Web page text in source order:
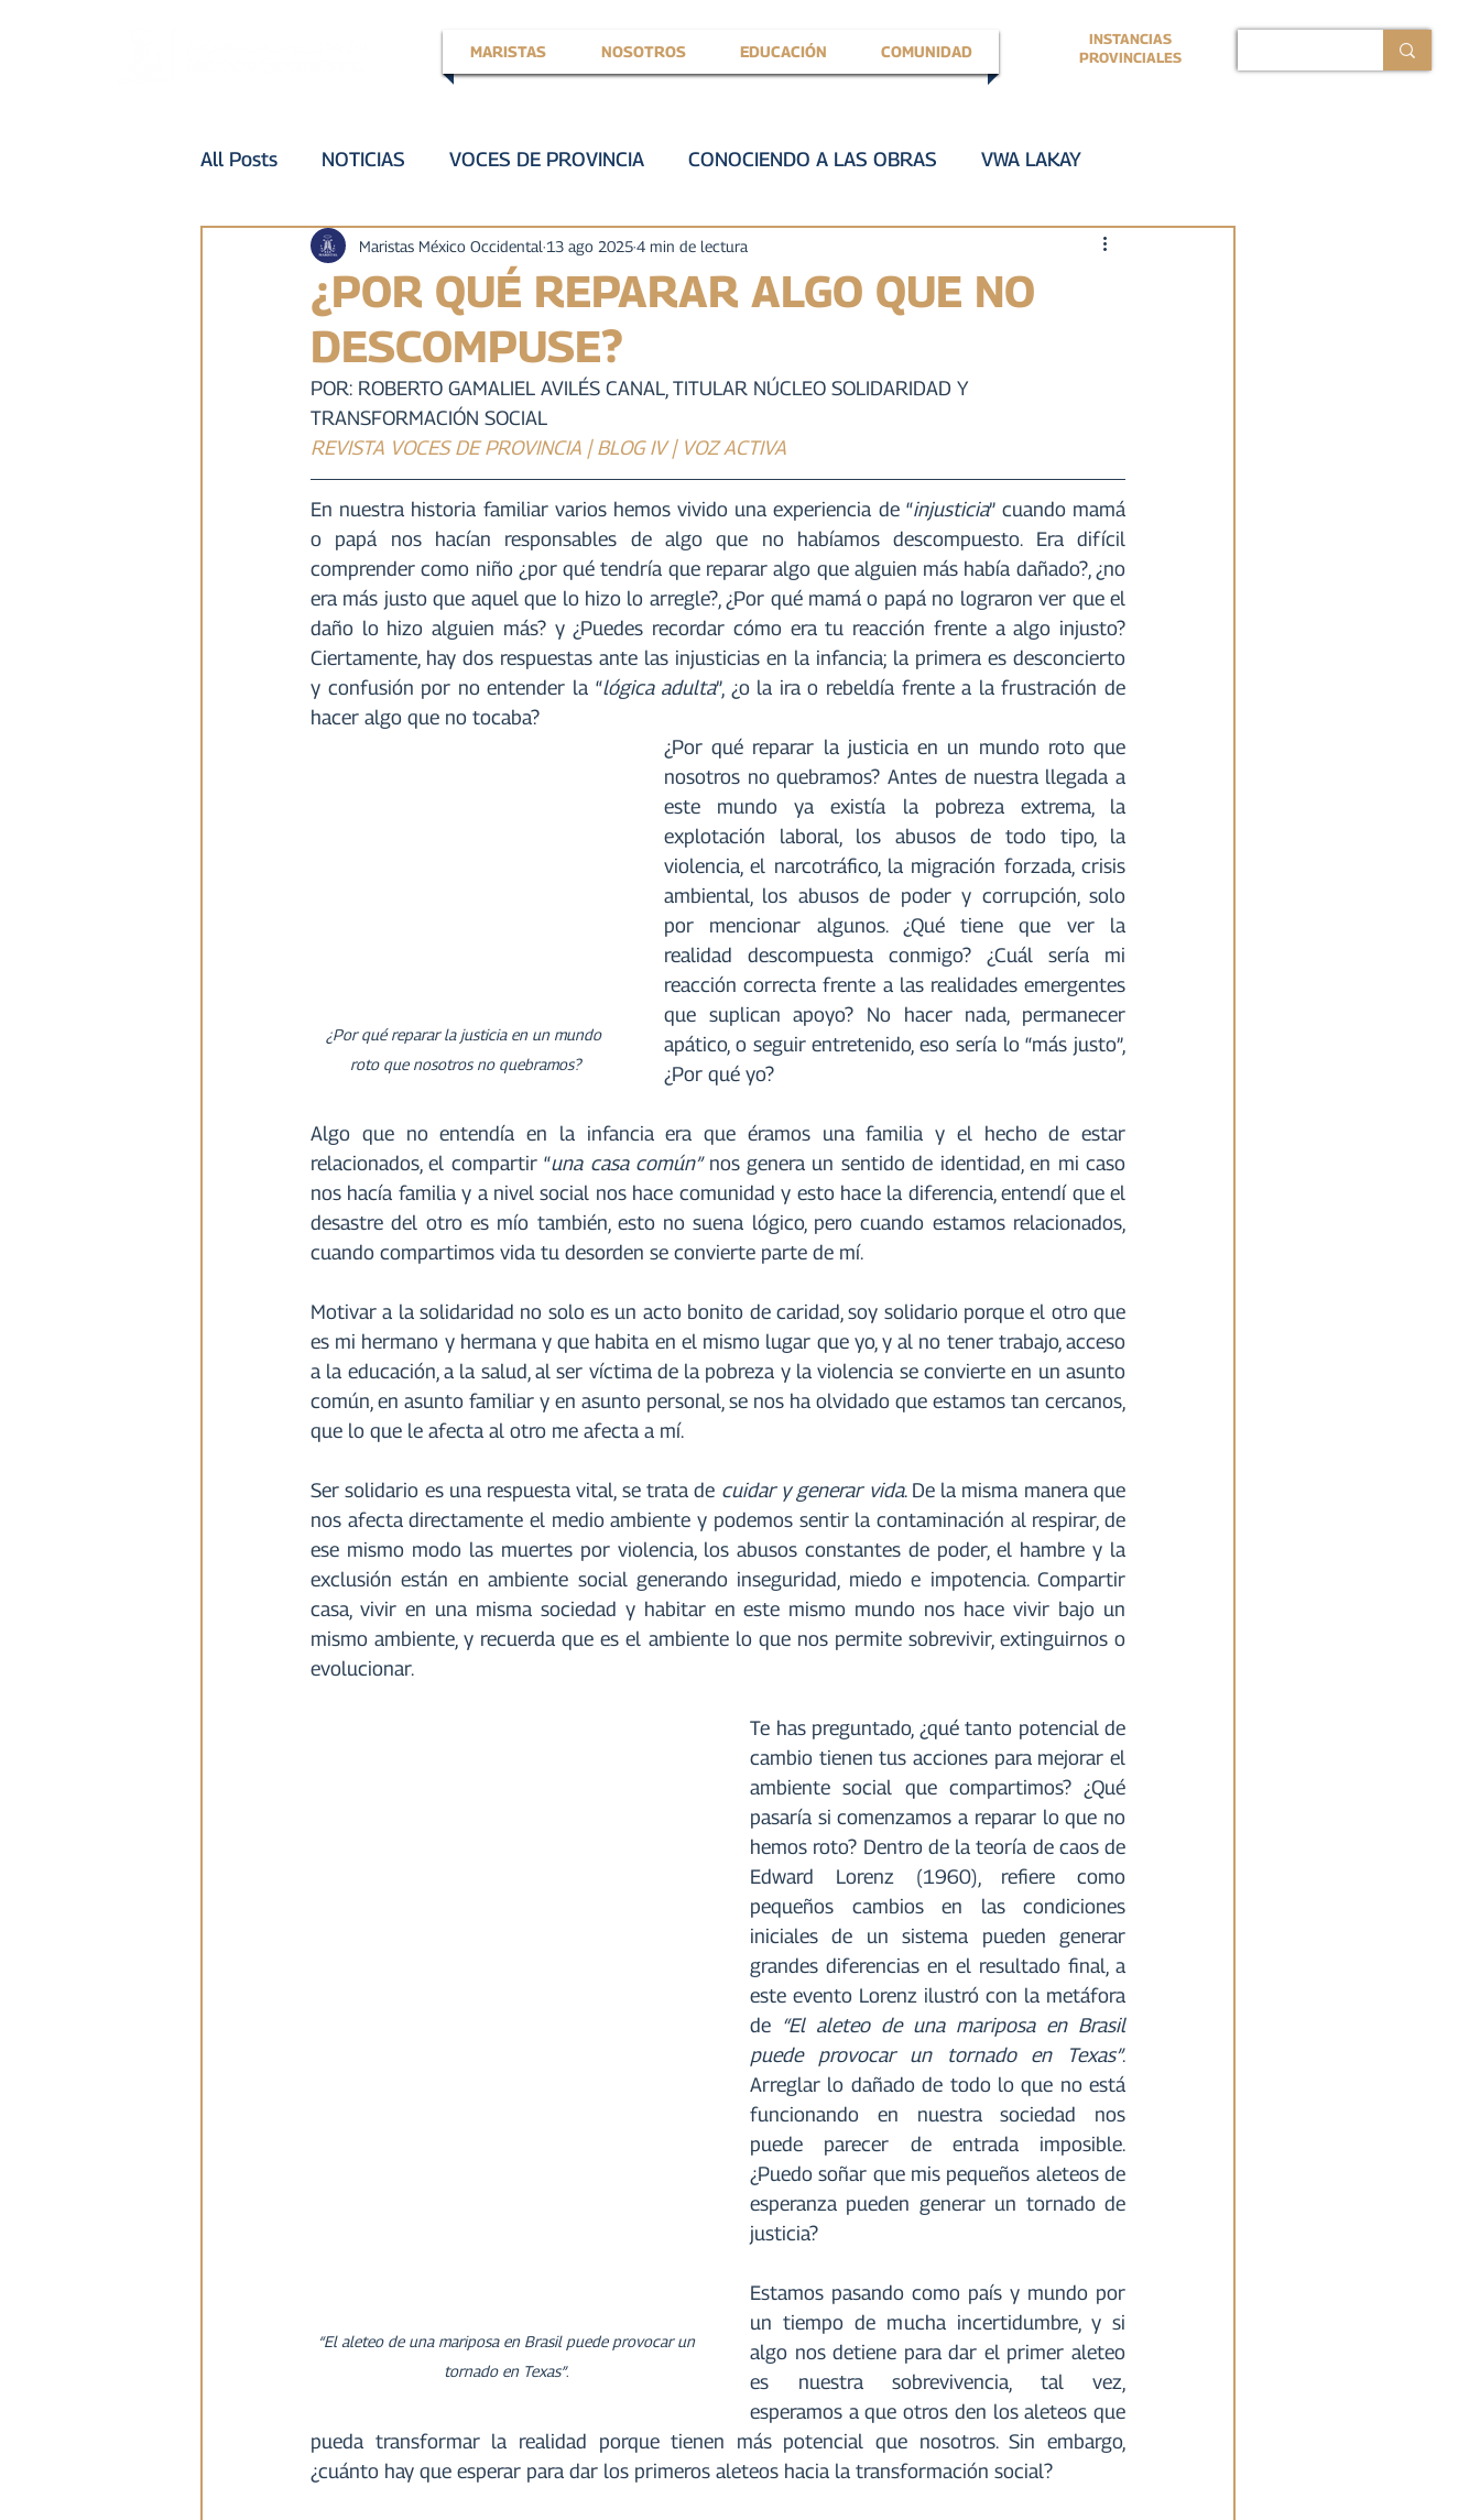
MARISTAS NOSOTROS EDUCACIÓN COMUNIDAD
INSTANCIAS
PROVINCIALES
All Posts NOTICIAS VOCES DE PROVINCIA CONOCIENDO A LAS OBRAS VWA LAKAY
EN LA VOZ DE VOZ ACTIVA III VOZ DE SERVICIO HERMANO PROVINCIAL
VOZ EXPERTA AÑO JUBILAR MARISTA
VOCES GLOBALES noticias
¿POR QUÉ REPARAR ALGO QUE NO
DESCOMPUSE?
Maristas México Occidental 13 ago 20254 min de lectura
POR: ROBERTO GAMALIEL AVILÉS CANAL, TITULAR NÚCLEO SOLIDARIDAD Y
TRANSFORMACIÓN SOCIAL
REVISTA VOCES DE PROVINCIA | BLOG IV | VOZ ACTIVA
En nuestra historia familiar varios hemos vivido una experiencia de “injusticia” cuando mamá
o papá nos hacían responsables de algo que no habíamos descompuesto. Era difícil
comprender como niño ¿por qué tendría que reparar algo que alguien más había dañado?, ¿no
era más justo que aquel que lo hizo lo arregle?, ¿Por qué mamá o papá no lograron ver que el
daño lo hizo alguien más? y ¿Puedes recordar cómo era tu reacción frente a algo injusto?
Ciertamente, hay dos respuestas ante las injusticias en la infancia; la primera es desconcierto
y confusión por no entender la “lógica adulta”, ¿o la ira o rebeldía frente a la frustración de
hacer algo que no tocaba?
¿Por qué reparar la justicia en un mundo
roto que nosotros no quebramos?
¿Por qué reparar la justicia en un mundo roto que
nosotros no quebramos? Antes de nuestra llegada a
este mundo ya existía la pobreza extrema, la
explotación laboral, los abusos de todo tipo, la
violencia, el narcotráfico, la migración forzada, crisis
ambiental, los abusos de poder y corrupción, solo
por mencionar algunos. ¿Qué tiene que ver la
realidad descompuesta conmigo? ¿Cuál sería mi
reacción correcta frente a las realidades emergentes
que suplican apoyo? No hacer nada, permanecer
apático, o seguir entretenido, eso sería lo “más justo”,
¿Por qué yo?
Algo que no entendía en la infancia era que éramos una familia y el hecho de estar
relacionados, el compartir “una casa común” nos genera un sentido de identidad, en mi caso
nos hacía familia y a nivel social nos hace comunidad y esto hace la diferencia, entendí que el
desastre del otro es mío también, esto no suena lógico, pero cuando estamos relacionados,
cuando compartimos vida tu desorden se convierte parte de mí.
Motivar a la solidaridad no solo es un acto bonito de caridad, soy solidario porque el otro que
es mi hermano y hermana y que habita en el mismo lugar que yo, y al no tener trabajo, acceso
a la educación, a la salud, al ser víctima de la pobreza y la violencia se convierte en un asunto
común, en asunto familiar y en asunto personal, se nos ha olvidado que estamos tan cercanos,
que lo que le afecta al otro me afecta a mí.
Ser solidario es una respuesta vital, se trata de cuidar y generar vida. De la misma manera que
nos afecta directamente el medio ambiente y podemos sentir la contaminación al respirar, de
ese mismo modo las muertes por violencia, los abusos constantes de poder, el hambre y la
exclusión están en ambiente social generando inseguridad, miedo e impotencia. Compartir
casa, vivir en una misma sociedad y habitar en este mismo mundo nos hace vivir bajo un
mismo ambiente, y recuerda que es el ambiente lo que nos permite sobrevivir, extinguirnos o
evolucionar.
“El aleteo de una mariposa en Brasil puede provocar un
tornado en Texas”.
Te has preguntado, ¿qué tanto potencial de
cambio tienen tus acciones para mejorar el
ambiente social que compartimos? ¿Qué
pasaría si comenzamos a reparar lo que no
hemos roto? Dentro de la teoría de caos de
Edward Lorenz (1960), refiere como
pequeños cambios en las condiciones
iniciales de un sistema pueden generar
grandes diferencias en el resultado final, a
este evento Lorenz ilustró con la metáfora
de “El aleteo de una mariposa en Brasil
puede provocar un tornado en Texas”.
Arreglar lo dañado de todo lo que no está
funcionando en nuestra sociedad nos
puede parecer de entrada imposible.
¿Puedo soñar que mis pequeños aleteos de
esperanza pueden generar un tornado de
justicia?
Estamos pasando como país y mundo por
un tiempo de mucha incertidumbre, y si
algo nos detiene para dar el primer aleteo
es nuestra sobrevivencia, tal vez,
esperamos a que otros den los aleteos que
pueda transformar la realidad porque tienen más potencial que nosotros. Sin embargo,
¿cuánto hay que esperar para dar los primeros aleteos hacia la transformación social?